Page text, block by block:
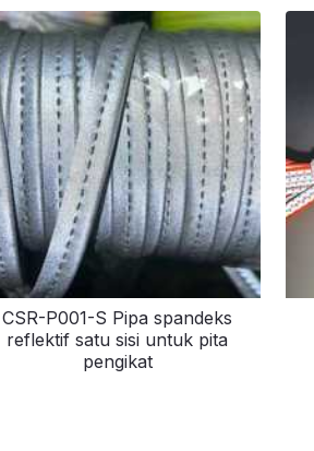
CSR-P001-S Pipa spandeks
reflektif satu sisi untuk pita
pengikat